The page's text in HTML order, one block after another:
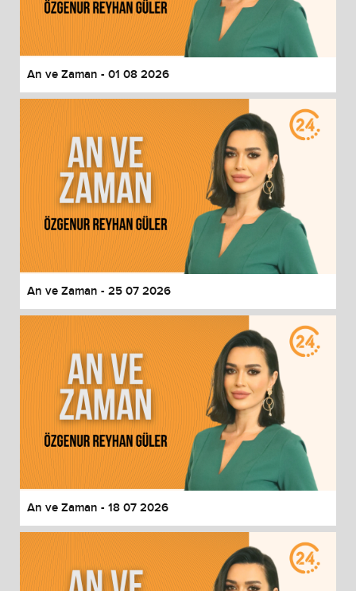
End of dialog window.
An ve Zaman - 01 08 2026
An ve Zaman - 25 07 2026
An ve Zaman - 18 07 2026